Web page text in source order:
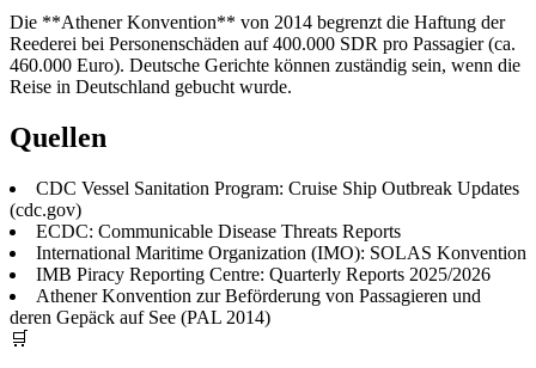
Die **Athener Konvention** von 2014 begrenzt die Haftung der
Reederei bei Personenschäden auf 400.000 SDR pro Passagier (ca.
460.000 Euro). Deutsche Gerichte können zuständig sein, wenn die
Reise in Deutschland gebucht wurde.
Quellen
CDC Vessel Sanitation Program: Cruise Ship Outbreak Updates
(cdc.gov)
ECDC: Communicable Disease Threats Reports
International Maritime Organization (IMO): SOLAS Konvention
IMB Piracy Reporting Centre: Quarterly Reports 2025/2026
Athener Konvention zur Beförderung von Passagieren und
deren Gepäck auf See (PAL 2014)
🛒